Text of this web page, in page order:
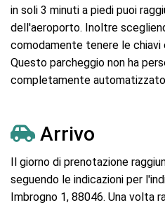
in soli 3 minuti a piedi puoi
dell'aeroporto. Inoltre
comodamente tenere le
Questo parcheggio non ha
completamente
Arrivo
Il giorno di prenotazione
seguendo le indicazioni per
Imbrogno 1, 88046. Una volta